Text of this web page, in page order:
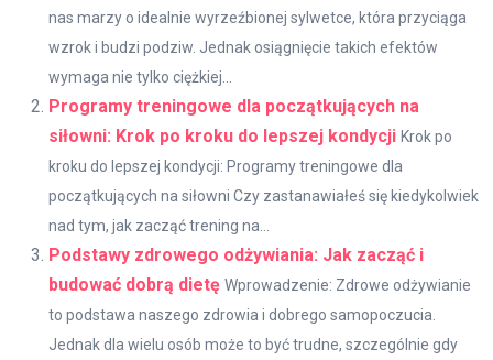
nas marzy o idealnie wyrzeźbionej sylwetce, która przyciąga
wzrok i budzi podziw. Jednak osiągnięcie takich efektów
wymaga nie tylko ciężkiej...
Programy treningowe dla początkujących na
siłowni: Krok po kroku do lepszej kondycji Krok po
kroku do lepszej kondycji: Programy treningowe dla
początkujących na siłowni Czy zastanawiałeś się kiedykolwiek
nad tym, jak zacząć trening na...
Podstawy zdrowego odżywiania: Jak zacząć i
budować dobrą dietę Wprowadzenie: Zdrowe odżywianie
to podstawa naszego zdrowia i dobrego samopoczucia.
Jednak dla wielu osób może to być trudne, szczególnie gdy